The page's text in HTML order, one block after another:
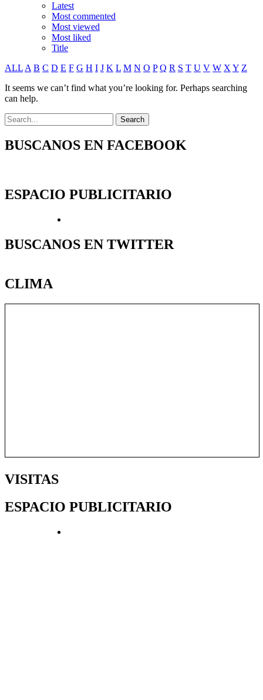
Latest
Most commented
Most viewed
Most liked
Title
ALL A B C D E F G H I J K L M N O P Q R S T U V W X Y Z
It seems we can’t find what you’re looking for. Perhaps searching
can help.
BUSCANOS EN FACEBOOK
ESPACIO PUBLICITARIO
BUSCANOS EN TWITTER
CLIMA
VISITAS
ESPACIO PUBLICITARIO